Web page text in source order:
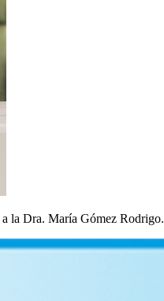
la Dra. María Gómez Rodrigo.